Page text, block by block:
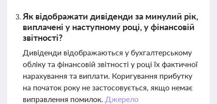
Як відображати дивіденди за минулий рік,
виплачені у наступному році, у фінансовій
звітності?
Дивіденди відображаються у бухгалтерському
обліку та фінансовій звітності у році їх фактичної
нарахування та виплати. Коригування прибутку
на початок року не застосовується, якщо немає
виправлення помилок. Джерело